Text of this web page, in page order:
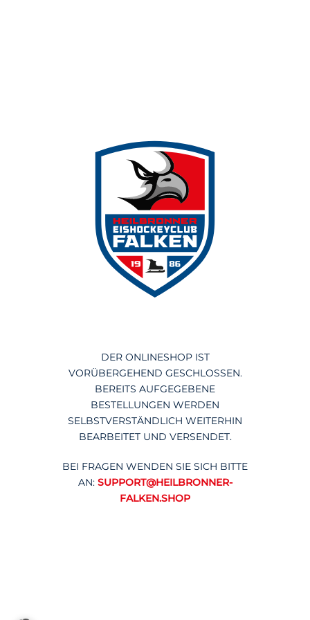
DER ONLINESHOP IST
VORÜBERGEHEND GESCHLOSSEN.
BEREITS AUFGEGEBENE
BESTELLUNGEN WERDEN
SELBSTVERSTÄNDLICH WEITERHIN
BEARBEITET UND VERSENDET.
BEI FRAGEN WENDEN SIE SICH BITTE
AN: SUPPORT@HEILBRONNER-
FALKEN.SHOP